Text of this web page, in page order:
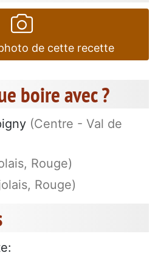
de cette recette
boire avec ?
(Centre - Val de
Rouge)
Rouge)